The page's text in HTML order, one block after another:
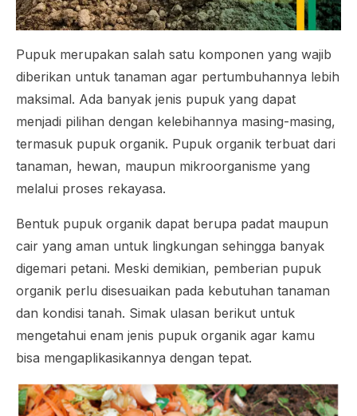
Pupuk merupakan salah satu komponen yang wajib
diberikan untuk tanaman agar pertumbuhannya lebih
maksimal. Ada banyak jenis pupuk yang dapat
menjadi pilihan dengan kelebihannya masing-masing,
termasuk pupuk organik. Pupuk organik terbuat dari
tanaman, hewan, maupun mikroorganisme yang
melalui proses rekayasa.
Bentuk pupuk organik dapat berupa padat maupun
cair yang aman untuk lingkungan sehingga banyak
digemari petani. Meski demikian, pemberian pupuk
organik perlu disesuaikan pada kebutuhan tanaman
dan kondisi tanah. Simak ulasan berikut untuk
mengetahui enam jenis pupuk organik agar kamu
bisa mengaplikasikannya dengan tepat.